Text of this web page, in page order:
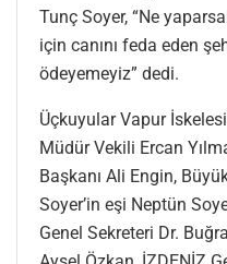
Tunç Soyer, “Ne
için canını feda eden
ödeyemeyiz” dedi.
Üçkuyular Vapur
Müdür Vekili Ercan
Başkanı Ali Engin,
Soyer’in eşi Neptün
Genel Sekreteri Dr.